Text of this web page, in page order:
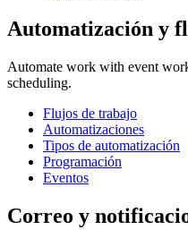
Automatización y
Automate work with event
scheduling.
Flujos de trabajo
Automatizaciones
Tipos de automatización
Programación
Eventos
Correo y